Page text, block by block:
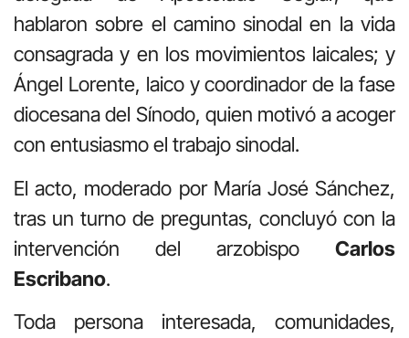
hablaron sobre el camino sinodal en la vida
consagrada y en los movimientos laicales; y
Ángel Lorente, laico y coordinador de la fase
diocesana del Sínodo, quien motivó a acoger
con entusiasmo el trabajo sinodal.
El acto, moderado por María José Sánchez,
tras un turno de preguntas, concluyó con la
intervención del arzobispo Carlos
Escribano.
Toda persona interesada, comunidades,